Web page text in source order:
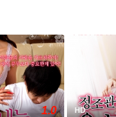
剧情网等平台了
1.0 HD